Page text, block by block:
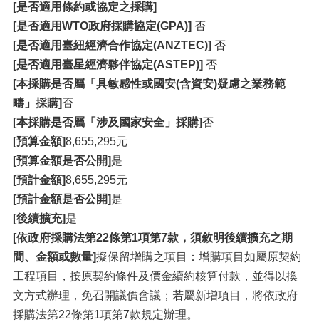
[是否適用條約或協定之採購]
[是否適用WTO政府採購協定(GPA)] 否
[是否適用臺紐經濟合作協定(ANZTEC)] 否
[是否適用臺星經濟夥伴協定(ASTEP)] 否
[本採購是否屬「具敏感性或國安(含資安)疑慮之業務範
疇」採購]否
[本採購是否屬「涉及國家安全」採購]否
[預算金額]8,655,295元
[預算金額是否公開]是
[預計金額]8,655,295元
[預計金額是否公開]是
[後續擴充]是
[依政府採購法第22條第1項第7款，須敘明後續擴充之期
間、金額或數量]擬保留增購之項目：增購項目如屬原契約
工程項目，按原契約條件及價金續約核算付款，並得以換
文方式辦理，免召開議價會議；若屬新增項目，將依政府
採購法第22條第1項第7款規定辦理。